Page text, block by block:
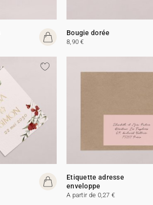
Bougie dorée
8,90 €
Etiquette adresse
enveloppe
A partir de 0,27 €